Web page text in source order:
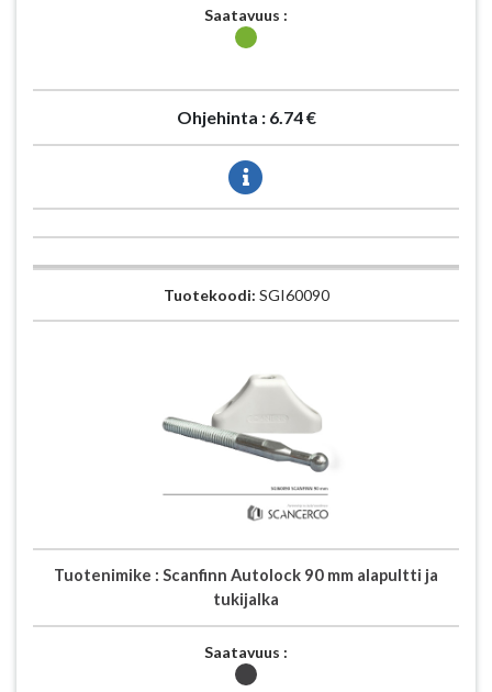
Saatavuus :
Ohjehinta : 6.74 €
Tuotekoodi: SGI60090
Tuotenimike : Scanfinn Autolock 90 mm alapultti ja
tukijalka
Saatavuus :